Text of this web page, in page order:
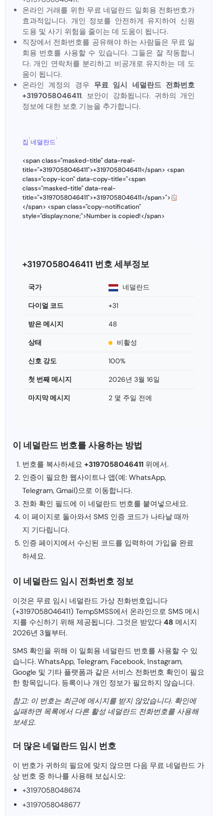
온라인 거래를 위한 무료 네덜란드 일회용 전화번호가
효과적입니다. 개인 정보를 안전하게 유지하여 신원
도용 및 사기 위험을 줄이는 데 도움이 됩니다.
직장에서 전화번호를 공유해야 하는 사람들은 무료 일
회용 번호를 사용할 수 있습니다. 그들은 잘 작동합니
다. 개인 연락처를 분리하고 비공개로 유지하는 데 도
움이 됩니다.
온라인 계정의 경우 무료 임시 네덜란드 전화번호
+3197058046411. 보안이 강화됩니다. 귀하의 개인
정보에 대한 보호 기능을 추가합니다.
집
›
네덜란드
›
<span class="masked-title" data-real-
title="+3197058046411">+3197058046411</span> <span
class="copy-icon" data-copy-title="<span
class="masked-title" data-real-
title="+3197058046411">+3197058046411</span>">
</span> <span class="copy-notification"
style="display:none;">Number is copied!</span>
+3197058046411 번호 세부정보
국가 네덜란드
다이얼 코드 +31
받은 메시지 48
상태 비활성
신호 강도 100%
첫 번째 메시지 2026년 3월 16일
마지막 메시지 2 몇 주일 전에
이 네덜란드 번호를 사용하는 방법
번호를 복사하세요 +3197058046411 위에서.
인증이 필요한 웹사이트나 앱(예: WhatsApp,
Telegram, Gmail)으로 이동합니다.
전화 확인 필드에 이 네덜란드 번호를 붙여넣으세요.
이 페이지로 돌아와서 SMS 인증 코드가 나타날 때까
지 기다립니다.
인증 페이지에서 수신된 코드를 입력하여 가입을 완료
하세요.
이 네덜란드 임시 전화번호 정보
이것은 무료 임시 네덜란드 가상 전화번호입니다
(+3197058046411) TempSMSS에서 온라인으로 SMS 메시
지를 수신하기 위해 제공됩니다. 그것은 받았다 48 메시지
2026년 3월부터.
SMS 확인을 위해 이 일회용 네덜란드 번호를 사용할 수 있
습니다. WhatsApp, Telegram, Facebook, Instagram,
Google 및 기타 플랫폼과 같은 서비스 전화번호 확인이 필요
한 항목입니다. 등록이나 개인 정보가 필요하지 않습니다.
참고: 이 번호는 최근에 메시지를 받지 않았습니다. 확인에
실패하면 목록에서 다른 활성 네덜란드 전화번호를 사용해
보세요.
더 많은 네덜란드 임시 번호
이 번호가 귀하의 필요에 맞지 않으면 다음 무료 네덜란드 가
상 번호 중 하나를 사용해 보십시오:
+3197058048674
+3197058048677